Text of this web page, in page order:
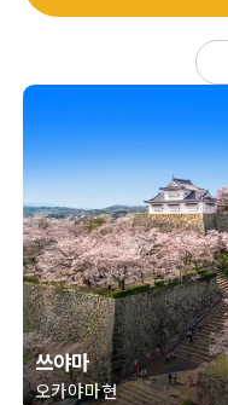
쓰야마
오카야마현